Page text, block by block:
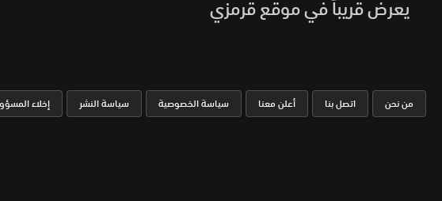
يعرض قريباً في موقع قرمزي
من نحن اتصل بنا أعلن معنا سياسة الخصوصية سياسة النشر إخلاء